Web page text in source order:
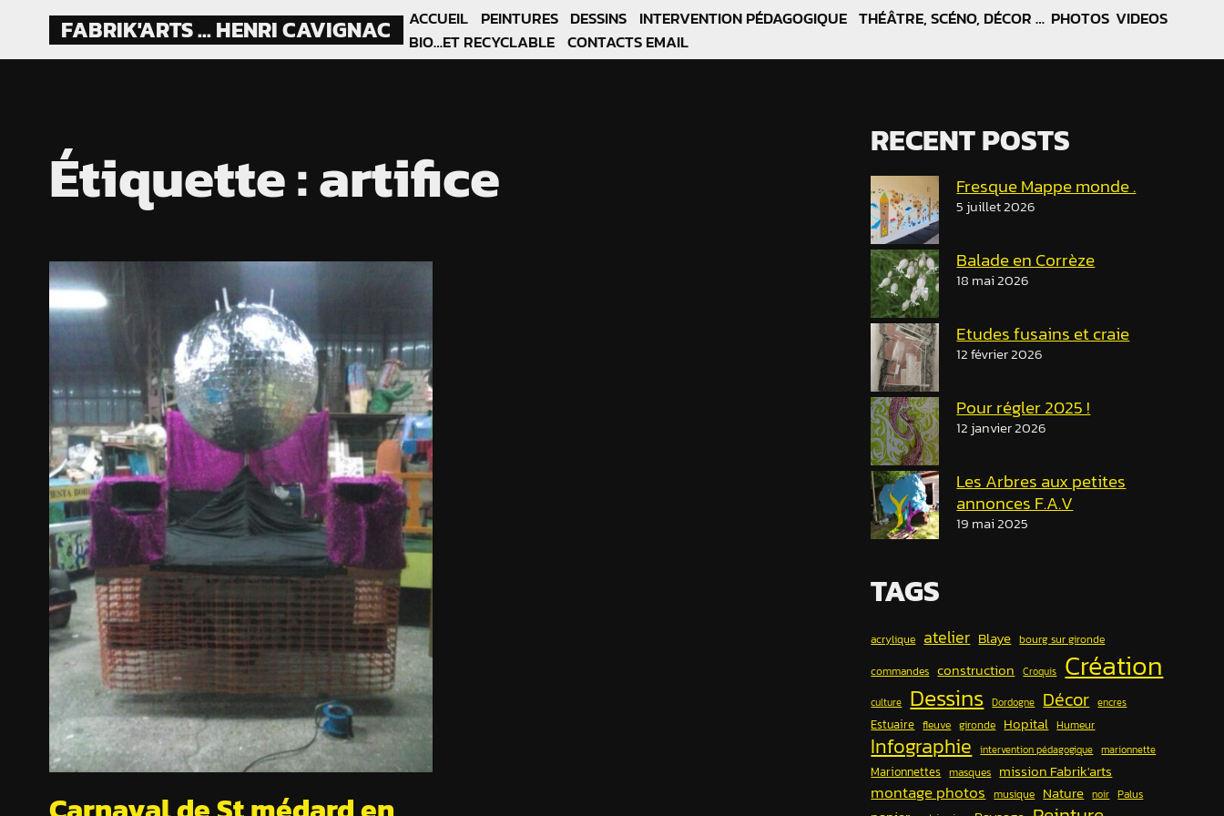
content
FABRIK'ARTS ... HENRI CAVIGNAC ACCUEIL PEINTURES DESSINS INTERVENTION PÉDAGOGIQUE THÉÂTRE, SCÉNO, DÉCOR … PHOTOS VIDEOS
BIO…ET RECYCLABLE CONTACTS EMAIL
Étiquette :artifice RECENT POSTS
Fresque Mappe monde .
5 juillet 2026
Balade en Corrèze
18 mai 2026
Etudes fusains et craie
12 février 2026
Pour régler 2025 !
12 janvier 2026
Les Arbres aux petites
annonces F.A.V
19 mai 2025
TAGS
acrylique atelier Blaye bourg sur gironde
commandes construction Croquis Création
culture Dessins Dordogne Décor encres
Estuaire fleuve gironde Hopital Humeur
Infographie intervention pédagogique marionnette
Marionnettes masques mission Fabrik'arts
montage photos musique Nature noir Palus